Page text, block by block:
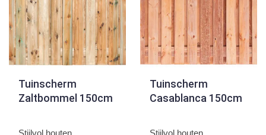
Tuinscherm
Zaltbommel 150cm
Stijlvol houten
Tuinscherm
Casablanca 150cm
Stijlvol houten